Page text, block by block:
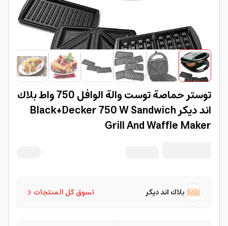
توستر حماصة توست والة الوافل 750 واط بلاك
اند ديكر Black+Decker 750 W Sandwich
Grill And Waffle Maker
تسوق كل المنتجات بلاك اند ديكر